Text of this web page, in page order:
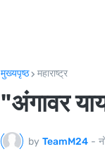
मुख्यपृष्ठ महाराष्ट्र
"अंगावर
by TeamM24 -